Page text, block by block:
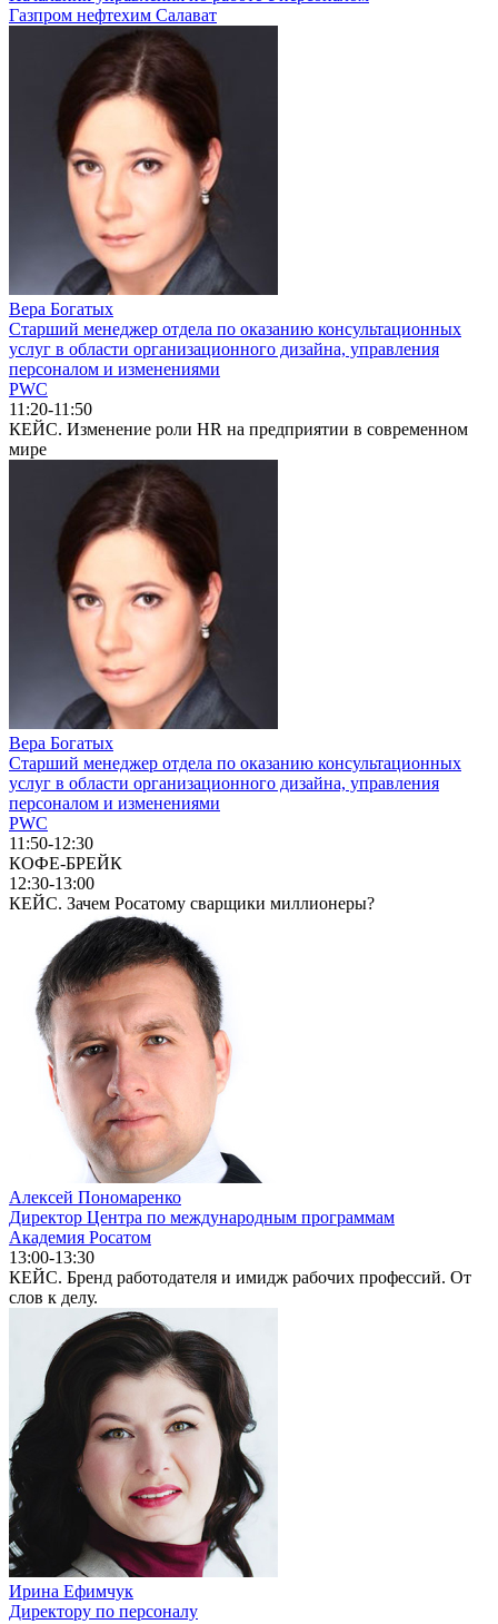
Газпром нефтехим Салават
Вера Богатых
Старший менеджер отдела по оказанию консультационных
услуг в области организационного дизайна, управления
персоналом и изменениями
PWC
11:20-11:50
КЕЙС. Изменение роли HR на предприятии в современном
мире
Вера Богатых
Старший менеджер отдела по оказанию консультационных
услуг в области организационного дизайна, управления
персоналом и изменениями
PWC
11:50-12:30
КОФЕ-БРЕЙК
12:30-13:00
КЕЙС. Зачем Росатому сварщики миллионеры?
Алексей Пономаренко
Директор Центра по международным программам
Академия Росатом
13:00-13:30
КЕЙС. Бренд работодателя и имидж рабочих профессий. От
слов к делу.
Ирина Ефимчук
Директору по персоналу